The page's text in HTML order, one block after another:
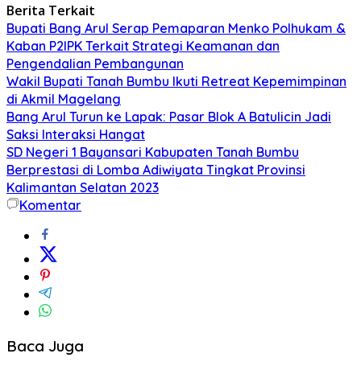
Berita Terkait
Bupati Bang Arul Serap Pemaparan Menko Polhukam &
Kaban P2IPK Terkait Strategi Keamanan dan
Pengendalian Pembangunan
Wakil Bupati Tanah Bumbu Ikuti Retreat Kepemimpinan
di Akmil Magelang
Bang Arul Turun ke Lapak: Pasar Blok A Batulicin Jadi
Saksi Interaksi Hangat
SD Negeri 1 Bayansari Kabupaten Tanah Bumbu
Berprestasi di Lomba Adiwiyata Tingkat Provinsi
Kalimantan Selatan 2023
Komentar
Baca Juga